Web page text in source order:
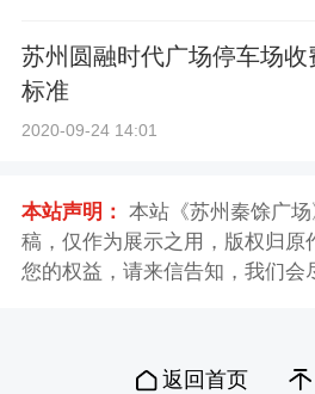
苏州圆融时代广场停车场收
标准
2020-09-24 14:01
本站声明： 本站《苏州秦馀广
稿，仅作为展示之用，版权归原
您的权益，请来信告知，我们会
返回首页